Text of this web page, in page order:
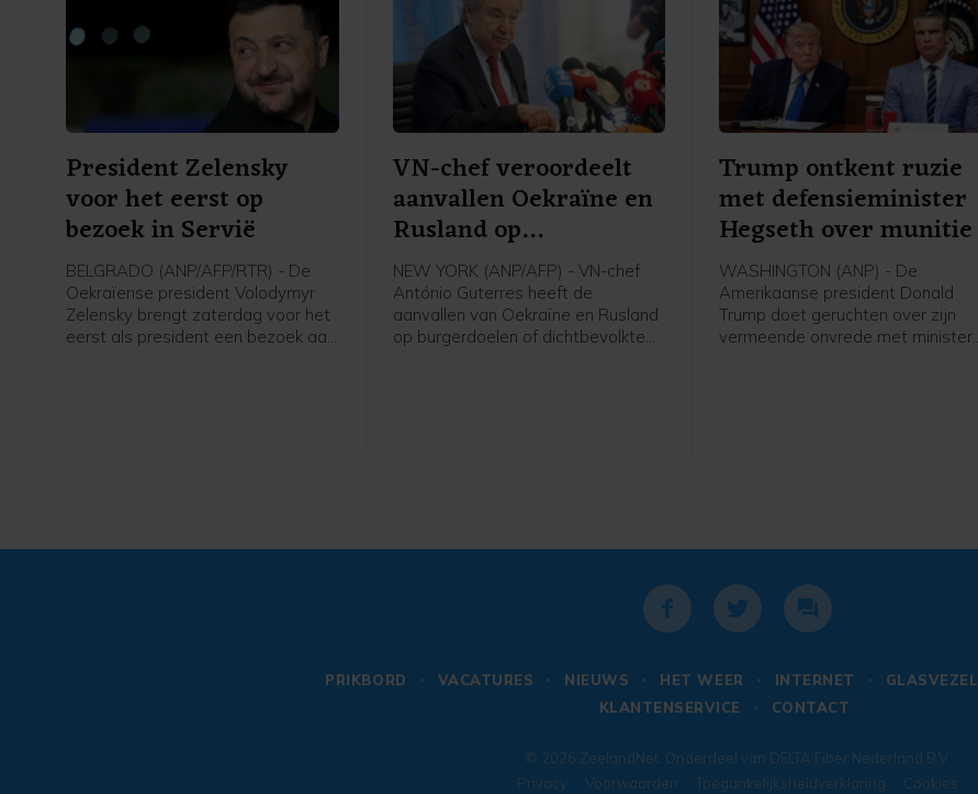
President Zelensky
voor het eerst op
bezoek in Servië
BELGRADO (ANP/AFP/RTR) - De
Oekraïense president Volodymyr
Zelensky brengt zaterdag voor het
eerst als president een bezoek aan
VN-chef veroordeelt
aanvallen Oekraïne en
Rusland op
burgerdoelen
NEW YORK (ANP/AFP) - VN-chef
António Guterres heeft de
aanvallen van Oekraïne en Rusland
op burgerdoelen of dichtbevolkte
Trump ontkent ruzie
met defensieminister
Hegseth over munitie
WASHINGTON (ANP) - De
Amerikaanse president Donald
Trump doet geruchten over zijn
vermeende onvrede met minister
PRIKBORD VACATURES NIEUWS HET WEER INTERNET GLASVEZEL
KLANTENSERVICE
CONTACT
© 2026 ZeelandNet . Onderdeel van DELTA Fiber Nederland B.V.
Privacy
Voorwaarden Toegankelijksheidverklaring Cookies